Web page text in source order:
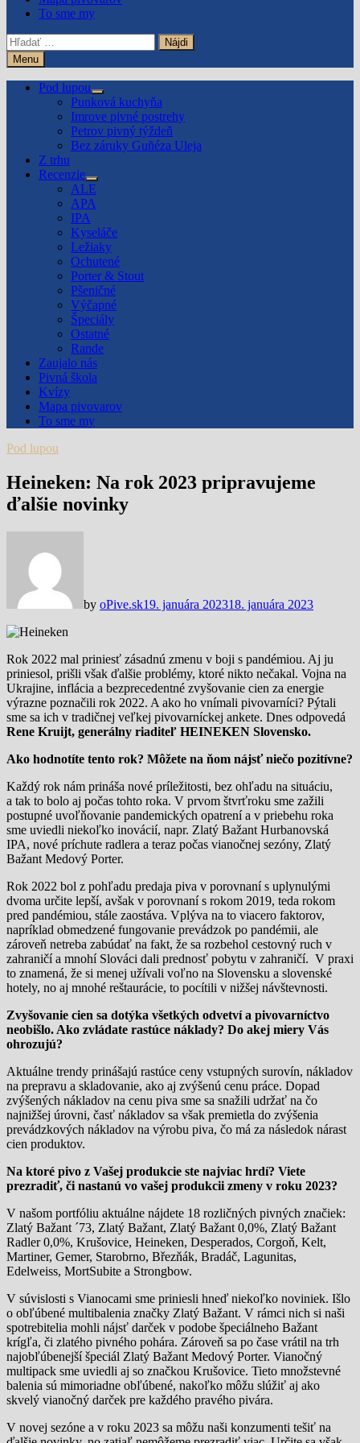
To sme my
Hľadať:
Menu
Pod lupou
Show
sub
menu
Punková kuchyňa
Imrove pivné postrehy
Petrov pivný týždeň
Bez záruky Guñéza Uleja
Z trhu
Recenzie
Show
sub
menu
ALE
APA
IPA
Kyseláče
Ležiaky
Ochutené
Porter & Stout
Pšeničné
Výčapné
Špeciály
Ostatné
Rande
Zaujalo nás
Pivná škola
Kvízy
Mapa pivovarov
To sme my
Pod lupou
Heineken: Na rok 2023 pripravujeme
ďalšie novinky
by oPive.sk19. januára 202318. januára 2023
Rok 2022 mal priniesť zásadnú zmenu v boji s pandémiou. Aj ju
priniesol, prišli však ďalšie problémy, ktoré nikto nečakal. Vojna na
Ukrajine, inflácia a bezprecedentné zvyšovanie cien za energie
výrazne poznačili rok 2022. A ako ho vnímali pivovarníci? Pýtali
sme sa ich v tradičnej veľkej pivovarníckej ankete. Dnes odpovedá
Rene Kruijt, generálny riaditeľ HEINEKEN Slovensko.
Ako hodnotíte tento rok? Môžete na ňom nájsť niečo pozitívne?
Každý rok nám prináša nové príležitosti, bez ohľadu na situáciu,
a tak to bolo aj počas tohto roka. V prvom štvrťroku sme zažili
postupné uvoľňovanie pandemických opatrení a v priebehu roka
sme uviedli niekoľko inovácií, napr. Zlatý Bažant Hurbanovská
IPA, nové príchute radlera a teraz počas vianočnej sezóny, Zlatý
Bažant Medový Porter.
Rok 2022 bol z pohľadu predaja piva v porovnaní s uplynulými
dvoma určite lepší, avšak v porovnaní s rokom 2019, teda rokom
pred pandémiou, stále zaostáva. Vplýva na to viacero faktorov,
napríklad obmedzené fungovanie prevádzok po pandémii, ale
zároveň netreba zabúdať na fakt, že sa rozbehol cestovný ruch v
zahraničí a mnohí Slováci dali prednosť pobytu v zahraničí. V praxi
to znamená, že si menej užívali voľno na Slovensku a slovenské
hotely, no aj mnohé reštaurácie, to pocítili v nižšej návštevnosti.
Zvyšovanie cien sa dotýka všetkých odvetví a pivovarníctvo
neobišlo. Ako zvládate rastúce náklady? Do akej miery Vás
ohrozujú?
Aktuálne trendy prinášajú rastúce ceny vstupných surovín, nákladov
na prepravu a skladovanie, ako aj zvýšenú cenu práce. Dopad
zvýšených nákladov na cenu piva sme sa snažili udržať na čo
najnižšej úrovni, časť nákladov sa však premietla do zvýšenia
prevádzkových nákladov na výrobu piva, čo má za následok nárast
cien produktov.
Na ktoré pivo z Vašej produkcie ste najviac hrdí? Viete
prezradiť, či nastanú vo vašej produkcii zmeny v roku 2023?
V našom portfóliu aktuálne nájdete 18 rozličných pivných značiek:
Zlatý Bažant ´73, Zlatý Bažant, Zlatý Bažant 0,0%, Zlatý Bažant
Radler 0,0%, Krušovice, Heineken, Desperados, Corgoň, Kelt,
Martiner, Gemer, Starobrno, Březňák, Bradáč, Lagunitas,
Edelweiss, MortSubite a Strongbow.
V súvislosti s Vianocami sme priniesli hneď niekoľko noviniek. Išlo
o obľúbené multibalenia značky Zlatý Bažant. V rámci nich si naši
spotrebitelia mohli nájsť darček v podobe špeciálneho Bažant
krígľa, či zlatého pivného pohára. Zároveň sa po čase vrátil na trh
najobľúbenejší špeciál Zlatý Bažant Medový Porter. Vianočný
multipack sme uviedli aj so značkou Krušovice. Tieto množstevné
balenia sú mimoriadne obľúbené, nakoľko môžu slúžiť aj ako
skvelý vianočný darček pre každého pravého pivára.
V novej sezóne a v roku 2023 sa môžu naši konzumenti tešiť na